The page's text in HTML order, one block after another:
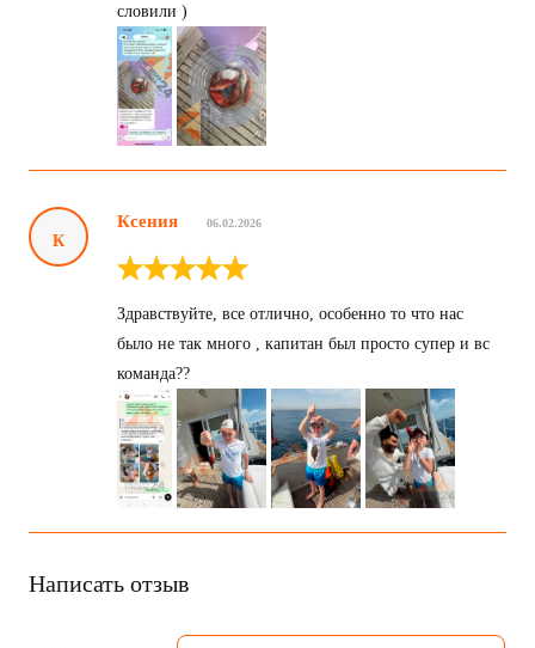
словили )
К
Ксения 06.02.2026
Здравствуйте, все отлично, особенно то что нас
было не так много , капитан был просто супер и вс
команда??
Написать отзыв